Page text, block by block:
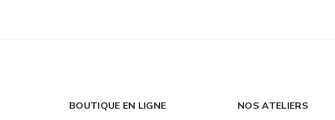
BOUTIQUE EN LIGNE NOS ATELIERS